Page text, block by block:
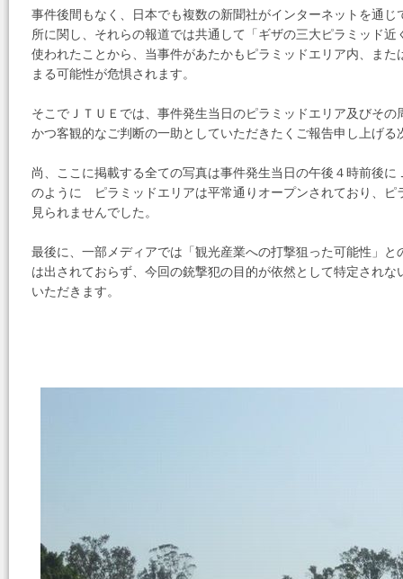
事件後間もなく、日本でも複数の新聞社がインターネットを通
所に関し、それらの報道では共通して「ギザの三大ピラミッド
使われたことから、当事件があたかもピラミッドエリア内、ま
まる可能性が危惧されます。
そこでＪＴＵＥでは、事件発生当日のピラミッドエリア及びそ
かつ客観的なご判断の一助としていただきたくご報告申し上げる
尚、ここに掲載する全ての写真は事件発生当日の午後４時前後
のように ピラミッドエリアは平常通りオープンされており、ピ
見られませんでした。
最後に、一部メディアでは「観光産業への打撃狙った可能性」
は出されておらず、今回の銃撃犯の目的が依然として特定され
いただきます。